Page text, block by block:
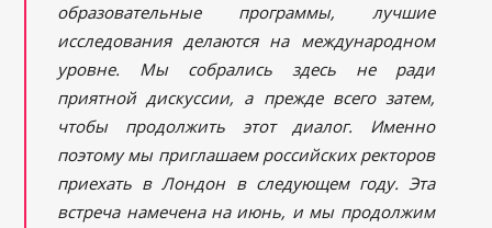
образовательные программы, лучшие
исследования делаются на международном
уровне. Мы собрались здесь не ради
приятной дискуссии, а прежде всего затем,
чтобы продолжить этот диалог. Именно
поэтому мы приглашаем российских ректоров
приехать в Лондон в следующем году. Эта
встреча намечена на июнь, и мы продолжим